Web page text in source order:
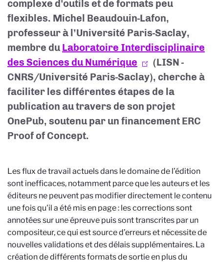
complexe d'outils et de formats peu
flexibles. Michel Beaudouin-Lafon,
professeur à l’Université Paris-Saclay,
membre du Laboratoire Interdisciplinaire
des Sciences du Numérique
(LISN -
CNRS/Université Paris-Saclay), cherche à
faciliter les différentes étapes de la
publication au travers de son projet
OnePub, soutenu par un financement ERC
Proof of Concept.
Les flux de travail actuels dans le domaine de l’édition
sont inefficaces, notamment parce que les auteurs et les
éditeurs ne peuvent pas modifier directement le contenu
une fois qu'il a été mis en page : les corrections sont
annotées sur une épreuve puis sont transcrites par un
compositeur, ce qui est source d’erreurs et nécessite de
nouvelles validations et des délais supplémentaires. La
création de différents formats de sortie en plus du